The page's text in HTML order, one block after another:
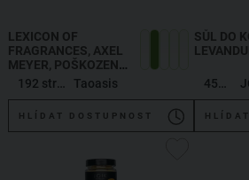
LEXICON OF
FRAGRANCES, AXEL
MEYER, POŠKOZENO
AXEL MEYER:
LEXIKON DER DÜFTE
Taoasis
HLÍDAT DOSTUPNOST
SŮL DO